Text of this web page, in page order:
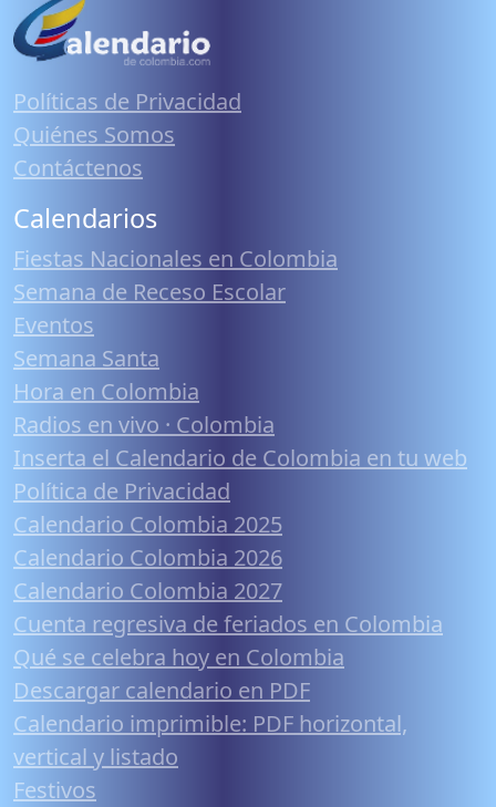
Políticas de Privacidad
Quiénes Somos
Contáctenos
Calendarios
Fiestas Nacionales en Colombia
Semana de Receso Escolar
Eventos
Semana Santa
Hora en Colombia
Radios en vivo · Colombia
Inserta el Calendario de Colombia en tu web
Política de Privacidad
Calendario Colombia 2025
Calendario Colombia 2026
Calendario Colombia 2027
Cuenta regresiva de feriados en Colombia
Qué se celebra hoy en Colombia
Descargar calendario en PDF
Calendario imprimible: PDF horizontal,
vertical y listado
Festivos